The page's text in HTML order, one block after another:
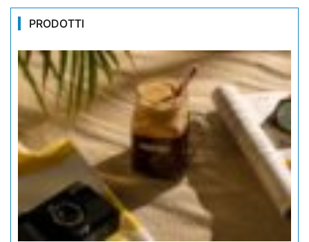
PRODOTTI